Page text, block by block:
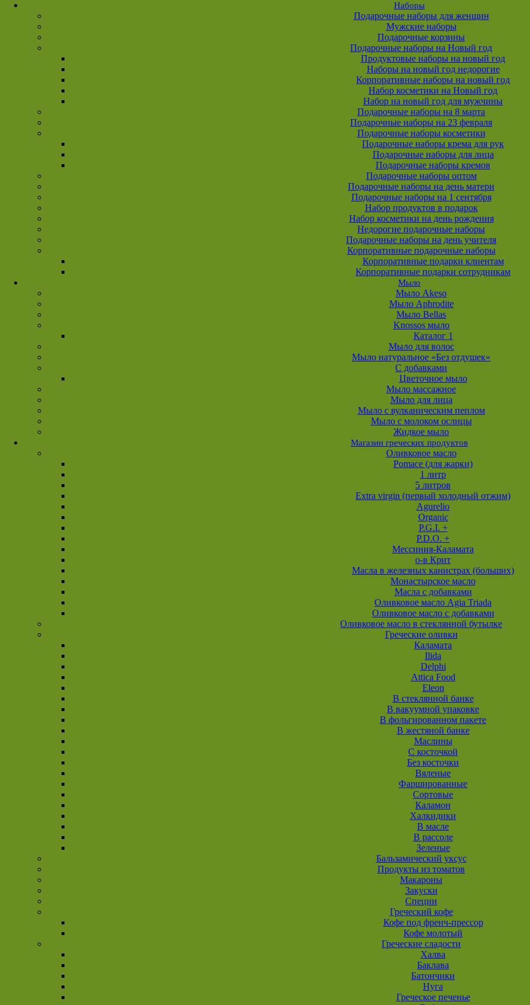
Наборы
Подарочные наборы для женщин
Мужские наборы
Подарочные корзины
Подарочные наборы на Новый год
Продуктовые наборы на новый год
Наборы на новый год недорогие
Корпоративные наборы на новый год
Набор косметики на Новый год
Набор на новый год для мужчины
Подарочные наборы на 8 марта
Подарочные наборы на 23 февраля
Подарочные наборы косметики
Подарочные наборы крема для рук
Подарочные наборы для лица
Подарочные наборы кремов
Подарочные наборы оптом
Подарочные наборы на день матери
Подарочные наборы на 1 сентября
Набор продуктов в подарок
Набор косметики на день рождения
Недорогие подарочные наборы
Подарочные наборы на день учителя
Корпоративные подарочные наборы
Корпоративные подарки клиентам
Корпоративные подарки сотрудникам
Мыло
Мыло Akeso
Мыло Aphrodite
Мыло Bellas
Knossos мыло
Каталог 1
Мыло для волос
Мыло натуральное «Без отдушек»
С добавками
Цветочное мыло
Мыло массажное
Мыло для лица
Мыло с вулканическим пеплом
Мыло с молоком ослицы
Жидкое мыло
Магазин греческих продуктов
Оливковое масло
Pomace (для жарки)
1 литр
5 литров
Extra virgin (первый холодный отжим)
Agurelio
Organic
P.G.I. +
P.D.O. +
Мессиния-Каламата
о-в Крит
Масла в железных канистрах (больших)
Монастырское масло
Масла с добавками
Оливковое масло Agia Triada
Оливковое масло с добавками
Оливковое масло в стеклянной бутылке
Греческие оливки
Каламата
Ilida
Delphi
Attica Food
Eleon
В стеклянной банке
В вакуумной упаковке
В фольгированном пакете
В жестяной банке
Маслины
С косточкой
Без косточки
Вяленые
Фаршированные
Сортовые
Каламон
Халкидики
В масле
В рассоле
Зеленые
Бальзамический уксус
Продукты из томатов
Макароны
Закуски
Специи
Греческий кофе
Кофе под френч-прессор
Кофе молотый
Греческие сладости
Халва
Баклава
Батончики
Нуга
Греческое печенье